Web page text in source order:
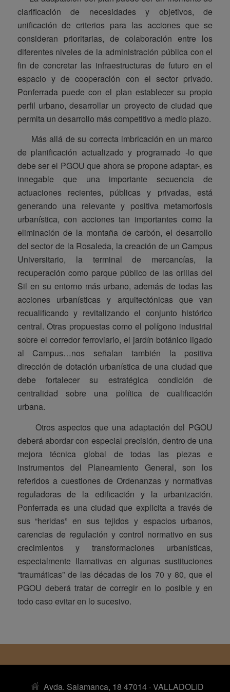
clarificación de necesidades y objetivos, de
unificación de criterios para las acciones que se
consideran prioritarias, de colaboración entre los
diferentes niveles de la administración pública con el
fin de concretar las infraestructuras de futuro en el
espacio y de cooperación con el sector privado.
Ponferrada puede con el plan establecer su propio
perfil urbano, desarrollar un proyecto de ciudad que
permita un desarrollo más competitivo a medio plazo.
Más allá de su correcta imbricación en un marco
de planificación actualizado y programado -lo que
debe ser el PGOU que ahora se propone adaptar-, es
innegable que una importante secuencia de
actuaciones recientes, públicas y privadas, está
generando una relevante y positiva metamorfosis
urbanística, con acciones tan importantes como la
eliminación de la montaña de carbón, el desarrollo
del sector de la Rosaleda, la creación de un Campus
Universitario, la terminal de mercancías, la
recuperación como parque público de las orillas del
Sil en su entorno más urbano, además de todas las
acciones urbanísticas y arquitectónicas que van
recualificando y revitalizando el conjunto histórico
central. Otras propuestas como el polígono industrial
sobre el corredor ferroviario, el jardín botánico ligado
al Campus…nos señalan también la positiva
dirección de dotación urbanística de una ciudad que
debe fortalecer su estratégica condición de
centralidad sobre una política de cualificación
urbana.
Otros aspectos que una adaptación del PGOU
deberá abordar con especial precisión, dentro de una
mejora técnica global de todas las piezas e
instrumentos del Planeamiento General, son los
referidos a cuestiones de Ordenanzas y normativas
reguladoras de la edificación y la urbanización.
Ponferrada es una ciudad que explicita a través de
sus “heridas” en sus tejidos y espacios urbanos,
carencias de regulación y control normativo en sus
crecimientos y transformaciones urbanísticas,
especialmente llamativas en algunas sustituciones
“traumáticas” de las décadas de los 70 y 80, que el
PGOU deberá tratar de corregir en lo posible y en
todo caso evitar en lo sucesivo.
Avda. Salamanca, 18 47014 · VALLADOLID